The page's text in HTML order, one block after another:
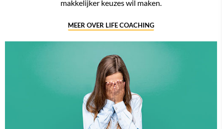
makkelijker keuzes wil maken.
MEER OVER LIFE COACHING